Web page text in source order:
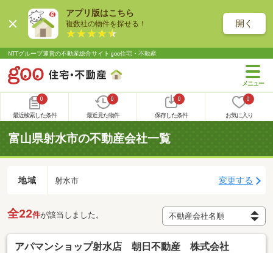
アプリ版はこちら
複数社の物件を探せる！ 開く
NTTグループ運営の不動産総合サイト goo住宅・不動産
0
最近検索した条件
0
最近見た物件
0
保存した条件
0
お気に入り
富山県射水市の不動産会社一覧
地域 射水市 変更する
全22件が該当しました。
アパマンショップ射水店 朝日不動産 株式会社